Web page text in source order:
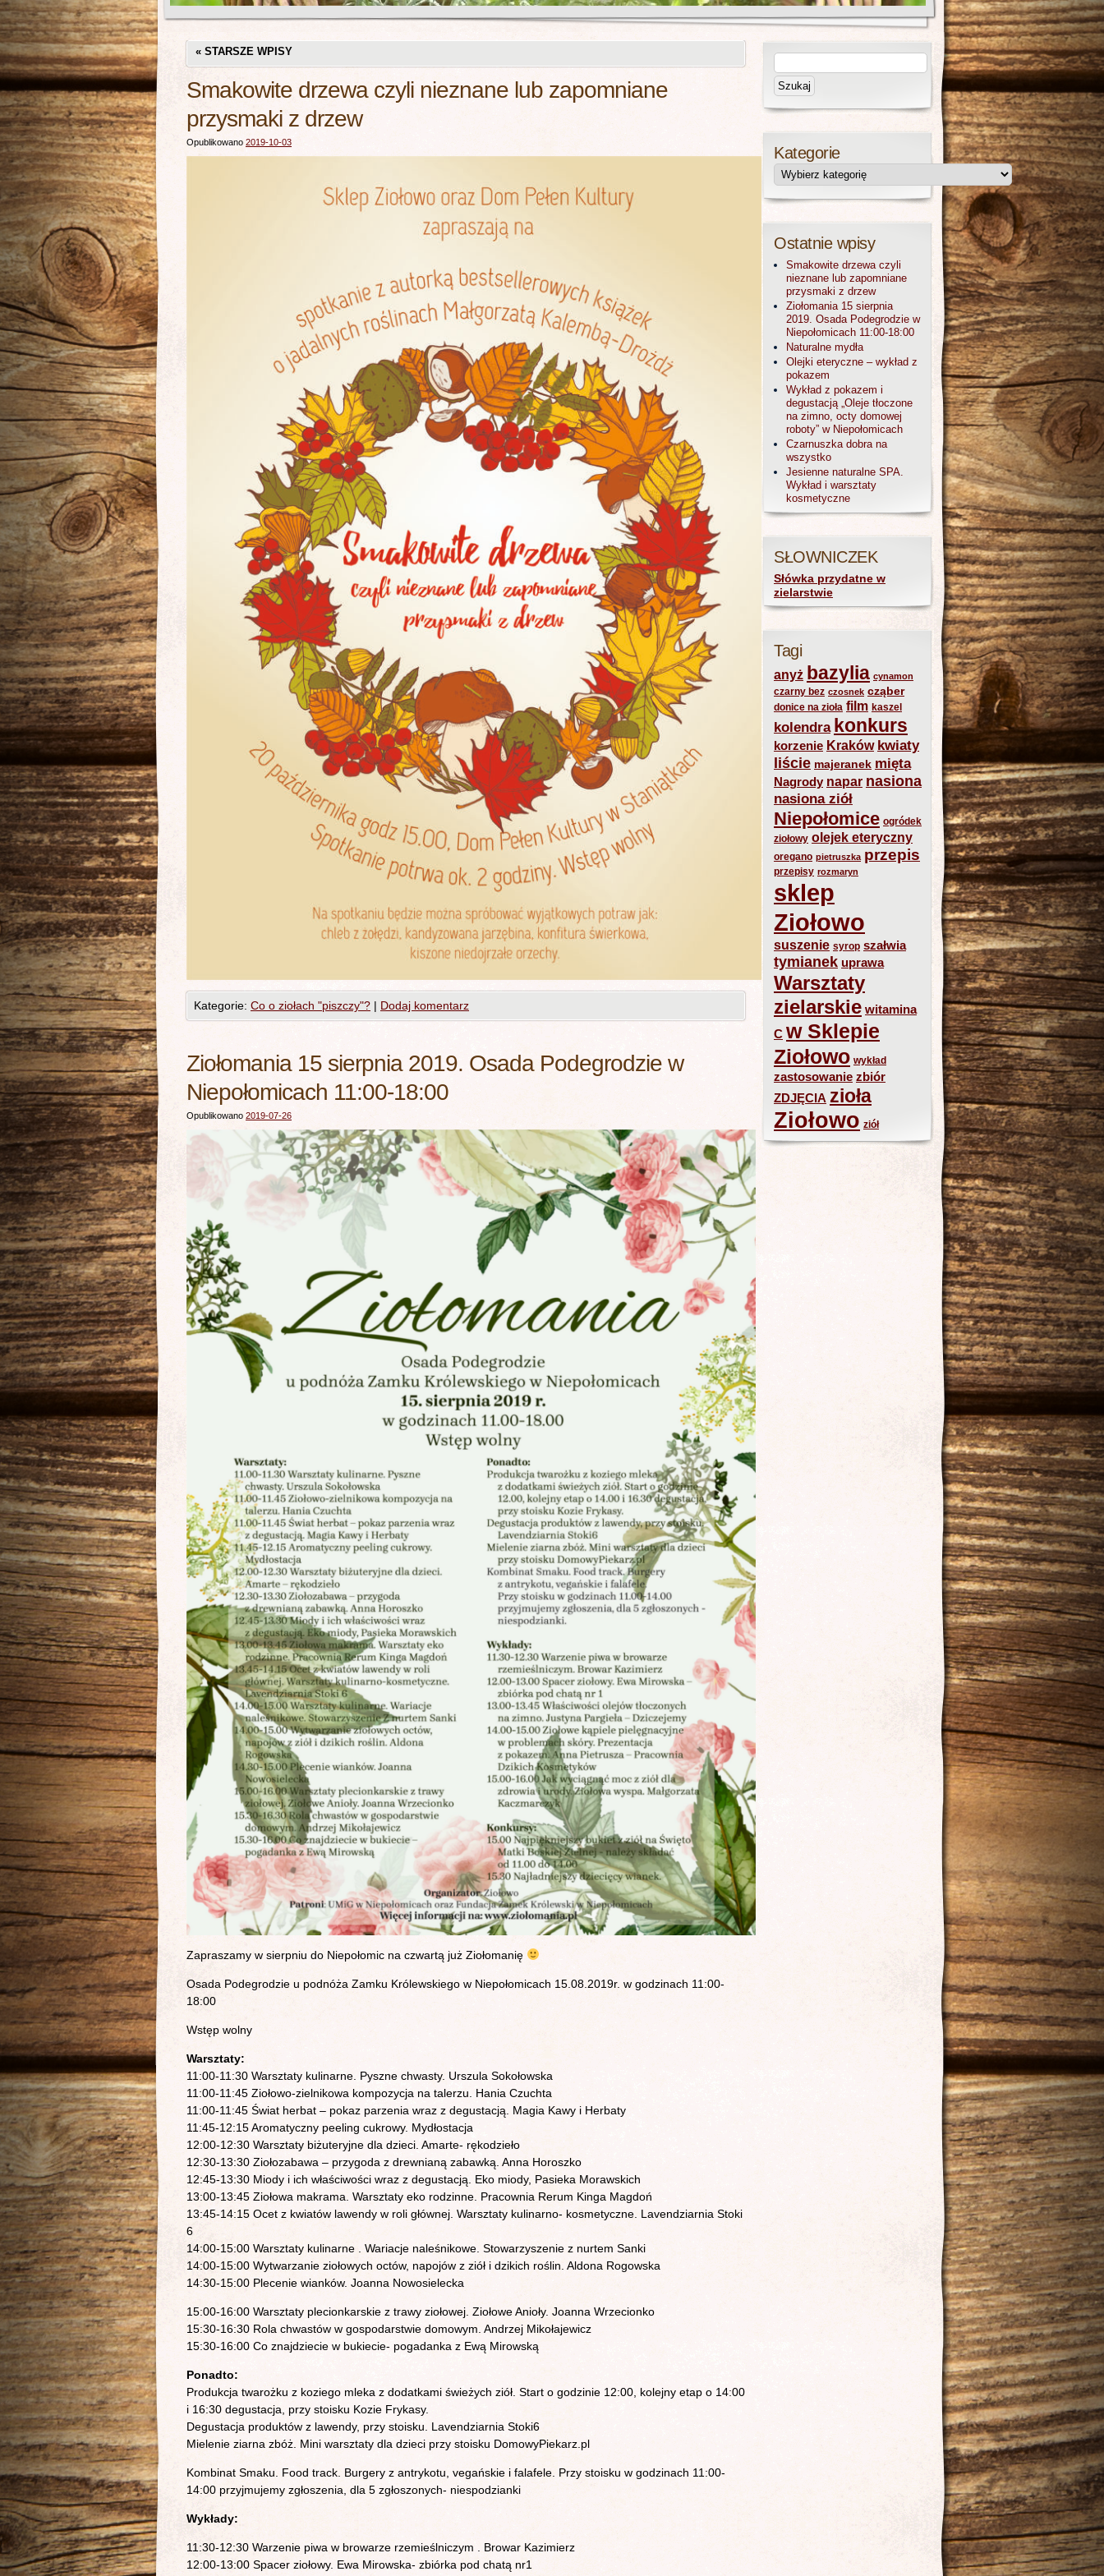
« STARSZE WPISY
Smakowite drzewa czyli nieznane lub zapomniane
przysmaki z drzew
Opublikowano 2019-10-03
Kategorie: Co o ziołach "piszczy"? | Dodaj komentarz
Ziołomania 15 sierpnia 2019. Osada Podegrodzie w
Niepołomicach 11:00-18:00
Opublikowano 2019-07-26
Zapraszamy w sierpniu do Niepołomic na czwartą już Ziołomanię
Osada Podegrodzie u podnóża Zamku Królewskiego w Niepołomicach 15.08.2019r. w godzinach 11:00-
18:00
Wstęp wolny
Warsztaty:
11:00-11:30 Warsztaty kulinarne. Pyszne chwasty. Urszula Sokołowska
11:00-11:45 Ziołowo-zielnikowa kompozycja na talerzu. Hania Czuchta
11:00-11:45 Świat herbat – pokaz parzenia wraz z degustacją. Magia Kawy i Herbaty
11:45-12:15 Aromatyczny peeling cukrowy. Mydłostacja
12:00-12:30 Warsztaty biżuteryjne dla dzieci. Amarte- rękodzieło
12:30-13:30 Ziołozabawa – przygoda z drewnianą zabawką. Anna Horoszko
12:45-13:30 Miody i ich właściwości wraz z degustacją. Eko miody, Pasieka Morawskich
13:00-13:45 Ziołowa makrama. Warsztaty eko rodzinne. Pracownia Rerum Kinga Magdoń
13:45-14:15 Ocet z kwiatów lawendy w roli głównej. Warsztaty kulinarno- kosmetyczne. Lavendziarnia Stoki
6
14:00-15:00 Warsztaty kulinarne . Wariacje naleśnikowe. Stowarzyszenie z nurtem Sanki
14:00-15:00 Wytwarzanie ziołowych octów, napojów z ziół i dzikich roślin. Aldona Rogowska
14:30-15:00 Plecenie wianków. Joanna Nowosielecka
15:00-16:00 Warsztaty plecionkarskie z trawy ziołowej. Ziołowe Anioły. Joanna Wrzecionko
15:30-16:30 Rola chwastów w gospodarstwie domowym. Andrzej Mikołajewicz
15:30-16:00 Co znajdziecie w bukiecie- pogadanka z Ewą Mirowską
Ponadto:
Produkcja twarożku z koziego mleka z dodatkami świeżych ziół. Start o godzinie 12:00, kolejny etap o 14:00
i 16:30 degustacja, przy stoisku Kozie Frykasy.
Degustacja produktów z lawendy, przy stoisku. Lavendziarnia Stoki6
Mielenie ziarna zbóż. Mini warsztaty dla dzieci przy stoisku DomowyPiekarz.pl
Kombinat Smaku. Food track. Burgery z antrykotu, vegańskie i falafele. Przy stoisku w godzinach 11:00-
14:00 przyjmujemy zgłoszenia, dla 5 zgłoszonych- niespodzianki
Wykłady:
11:30-12:30 Warzenie piwa w browarze rzemieślniczym . Browar Kazimierz
12:00-13:00 Spacer ziołowy. Ewa Mirowska- zbiórka pod chatą nr1
Kategorie
Ostatnie wpisy
Smakowite drzewa czyli
nieznane lub zapomniane
przysmaki z drzew
Ziołomania 15 sierpnia
2019. Osada Podegrodzie w
Niepołomicach 11:00-18:00
Naturalne mydła
Olejki eteryczne – wykład z
pokazem
Wykład z pokazem i
degustacją „Oleje tłoczone
na zimno, octy domowej
roboty” w Niepołomicach
Czarnuszka dobra na
wszystko
Jesienne naturalne SPA.
Wykład i warsztaty
kosmetyczne
SŁOWNICZEK
Słówka przydatne w
zielarstwie
Tagi
anyż bazylia cynamon
czarny bez czosnek cząber
donice na zioła film kaszel
kolendra konkurs
korzenie Kraków kwiaty
liście majeranek mięta
Nagrody napar nasiona
nasiona ziół
Niepołomice ogródek
ziołowy olejek eteryczny
oregano pietruszka przepis
przepisy rozmaryn
sklep
Ziołowo
suszenie syrop szałwia
tymianek uprawa
Warsztaty
zielarskie witamina
C w Sklepie
Ziołowo wykład
zastosowanie zbiór
ZDJĘCIA zioła
Ziołowo ziół